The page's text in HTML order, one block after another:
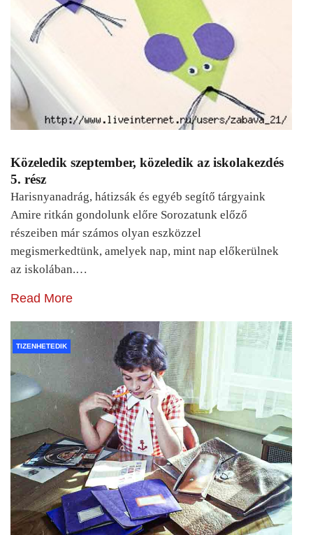
Közeledik szeptember, közeledik az iskolakezdés
5. rész
Harisnyanadrág, hátizsák és egyéb segítő tárgyaink
Amire ritkán gondolunk előre Sorozatunk előző
részeiben már számos olyan eszközzel
megismerkedtünk, amelyek nap, mint nap előkerülnek
az iskolában.…
Read More
TIZENHETEDIK